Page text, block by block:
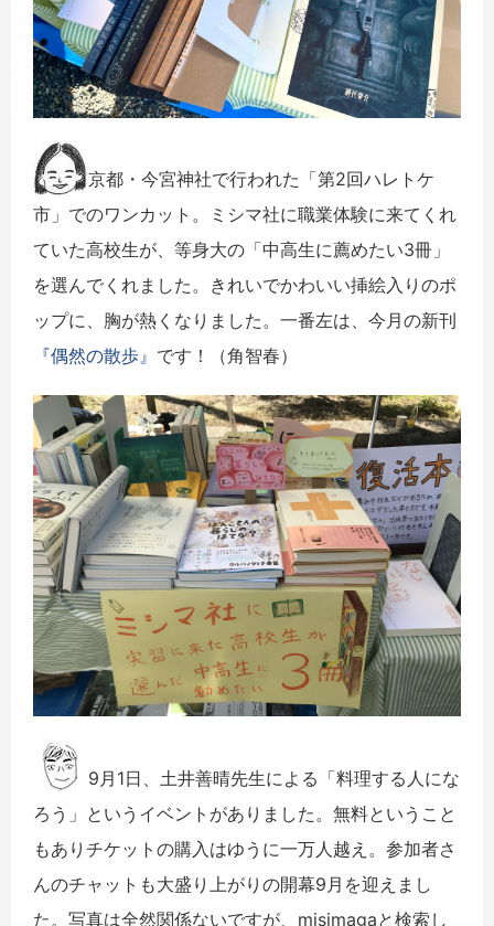
京都・今宮神社で行われた「第2回ハレトケ
市」でのワンカット。ミシマ社に職業体験に来てくれ
ていた高校生が、等身大の「中高生に薦めたい3冊」
を選んでくれました。きれいでかわいい挿絵入りのポ
ップに、胸が熱くなりました。一番左は、今月の新刊
『偶然の散歩』 です！（角智春）
9月1日、土井善晴先生による「料理する人にな
ろう」というイベントがありました。無料ということ
もありチケットの購入はゆうに一万人越え。参加者さ
んのチャットも大盛り上がりの開幕9月を迎えまし
た。写真は全然関係ないですが、misimagaと検索し